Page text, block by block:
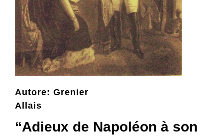
Collezione
Contatti e biglietti
Accessibilità
Dona
Autore: Grenier
Allais
“Adieux de Napoléon à son